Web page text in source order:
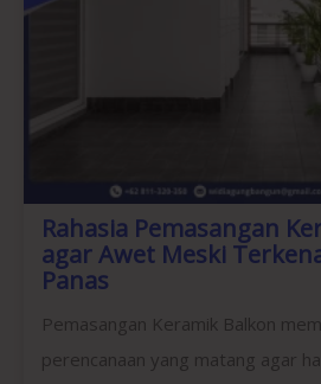
Rahasia Pemasangan
agar Awet Meski
Panas
Pemasangan Keramik Balkon
perencanaan yang matang agar